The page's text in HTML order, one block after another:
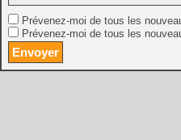
Prévenez-moi de tous les
Prévenez-moi de tous les